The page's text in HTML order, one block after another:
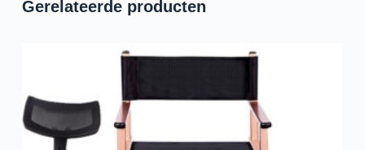
Gerelateerde producten